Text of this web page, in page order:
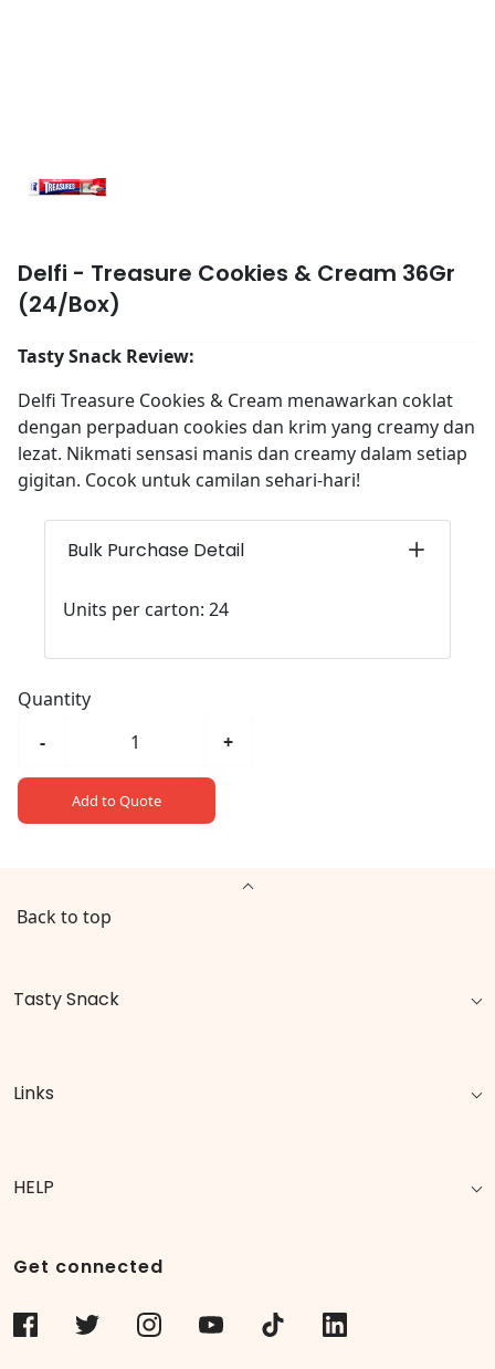
Delfi - Treasure Cookies & Cream 36Gr
(24/Box)
Tasty Snack Review:
Delfi Treasure Cookies & Cream menawarkan coklat
dengan perpaduan cookies dan krim yang creamy dan
lezat. Nikmati sensasi manis dan creamy dalam setiap
gigitan. Cocok untuk camilan sehari-hari!
Bulk Purchase Detail
Units per carton: 24
Quantity
-
+
Add to Quote
Back to top
Tasty Snack
Links
HELP
Get connected